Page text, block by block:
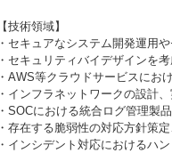
【技術領域】
・セキュアなシステム開発運用
・セキュリティバイデザインを
・AWS等クラウドサービスにお
・インフラネットワークの設計
・SOCにおける統合ログ管理製
・存在する脆弱性の対応方針策
・インシデント対応におけるハ